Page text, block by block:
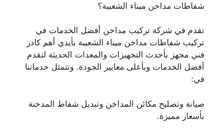
شفاطات مداخن ميناء الشعيبة؟
تقدم في شركة تركيب مداخن أفضل الخدمات في
تركيب شفاطات مداخن ميناء الشعيبة بأيدي أهم كادر
فني مجهز بأحدث التجهيزات والمعدات الحديثة لتقدم
أفضل الخدمات وبأعلى معايير الجودة. وتتمثل خدماتنا
في:
صيانة وتصليح مكائن المداخن وتبديل شفاط المدخنة
بأسعار مميزة.